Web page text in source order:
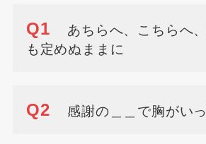
Q1
あちらへ、こちらへ
も定めぬままに
Q2 感謝の＿＿で胸がい